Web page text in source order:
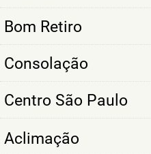
Bom Retiro
Consolação
Centro São Paulo
Aclimação